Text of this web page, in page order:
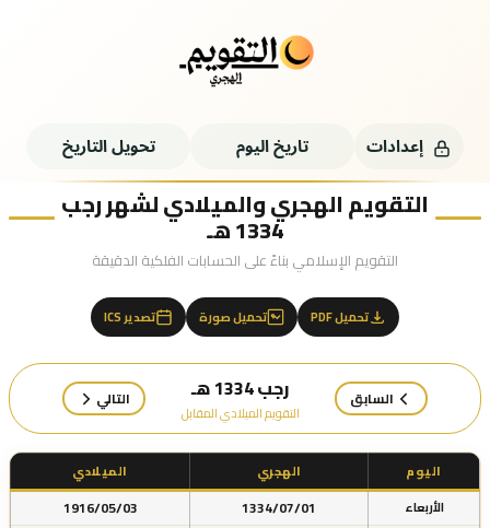
إعدادات تاريخ اليوم تحويل التاريخ
التقويم الهجري والميلادي لشهر رجب
1334 هـ
التقويم الإسلامي بناءً على الحسابات الفلكية الدقيقة
تحميل PDF تحميل صورة تصدير ICS
السابق رجب 1334 هـ
التقويم الميلادي المقابل
التالي
اليوم الهجري
الميلادي
الأربعاء
1334/07/01
1916/05/03